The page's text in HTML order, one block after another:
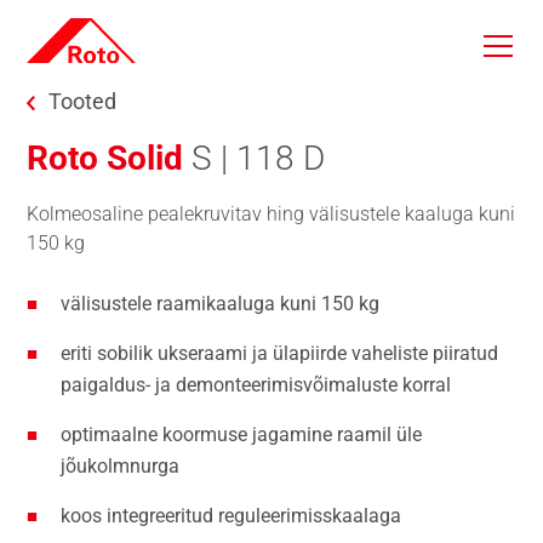
Skip to main content
You are here:
Tooted
Roto Solid S | 118 D
Kolmeosaline pealekruvitav hing välisustele kaaluga kuni
150 kg
välisustele raamikaaluga kuni 150 kg
eriti sobilik ukseraami ja ülapiirde vaheliste piiratud
paigaldus- ja demonteerimisvõimaluste korral
optimaalne koormuse jagamine raamil üle
jõukolmnurga
koos integreeritud reguleerimisskaalaga